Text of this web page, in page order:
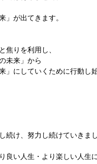
」が出てきます。
焦りを利用し、
未来」から
」にしていくために行動し
続け、努力し続けていきまし
良い人生・より楽しい人生